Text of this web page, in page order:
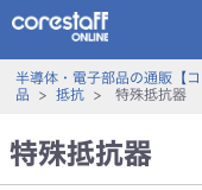
半導体・電子部品の通販【
品 > 抵抗> 特殊抵抗器
特殊抵抗器